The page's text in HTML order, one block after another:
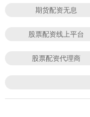
期货配资无息
股票配资线上平台
股票配资代理商